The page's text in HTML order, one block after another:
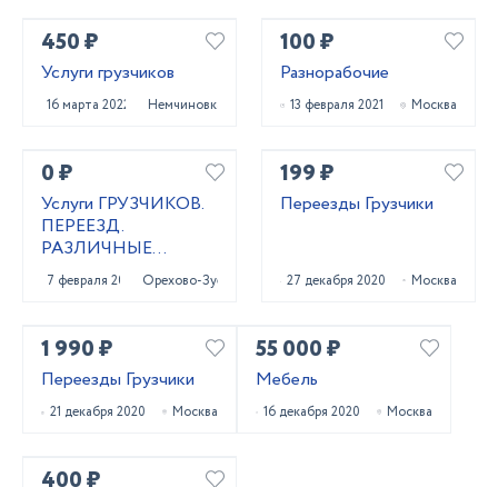
450 ₽
Услуги грузчиков
16 марта 2022 Немчиновка
100 ₽
Разнорабочие
13 февраля 2021 Москва
0 ₽
Услуги ГРУЗЧИКОВ.
ПЕРЕЕЗД.
РАЗЛИЧНЫЕ
РАБОТЫ
7 февраля 2021 Орехово-Зуево
199 ₽
Переезды Грузчики
27 декабря 2020 Москва
1 990 ₽
Переезды Грузчики
21 декабря 2020 Москва
55 000 ₽
Мебель
16 декабря 2020 Москва